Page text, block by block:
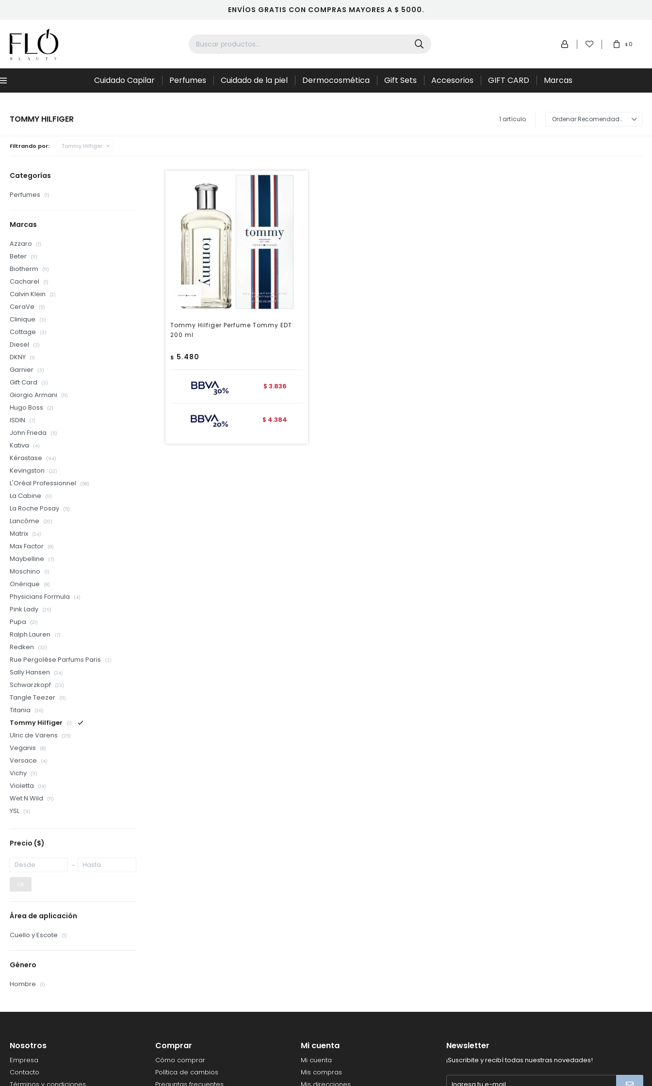
ENVÍOS GRATIS CON COMPRAS MAYORES A $ 5000.
Menú Cuidado Capilar Perfumes Cuidado de la piel Dermocosmética Gift Sets Accesorios GIFT CARD Marcas
$ 0
TOMMY HILFIGER 1 artículo Recomendados
Filtrando por: Tommy Hilfiger
Tommy Hilfiger Perfume Tommy EDT
200 ml
$ 5.480
$ 3.836
$ 4.384
Categorías
Perfumes (1)
Marcas
Azzaro (1)
Beter (11)
Biotherm (11)
Cacharel (1)
Calvin Klein (2)
CeraVe (5)
Clinique (3)
Cottage (3)
Diesel (3)
DKNY (1)
Garnier (3)
Gift Card (3)
Giorgio Armani (11)
Hugo Boss (2)
ISDIN (7)
John Frieda (5)
Kativa (4)
Kérastase (94)
Kevingston (22)
L'Oréal Professionnel (58)
La Cabine (11)
La Roche Posay (5)
Lancôme (20)
Matrix (24)
Max Factor (8)
Maybelline (7)
Moschino (1)
Onérique (8)
Physicians Formula (4)
Pink Lady (25)
Pupa (21)
Ralph Lauren (7)
Redken (32)
Rue Pergolêse Parfums Paris (3)
Sally Hansen (24)
Schwarzkopf (23)
Tangle Teezer (11)
Titania (26)
Tommy Hilfiger (1)
Ulric de Varens (25)
Veganis (8)
Versace (4)
Vichy (11)
Violetta (14)
Wet N Wild (11)
YSL (9)
Precio ($)
OK
Área de aplicación
Cuello y Escote (1)
Género
Hombre (1)
Nosotros
Empresa
Contacto
Comprar
Cómo comprar
Política de cambios
Mi cuenta
Mi cuenta
Mis compras
Newsletter
¡Suscribite y recibí todas nuestras novedades!